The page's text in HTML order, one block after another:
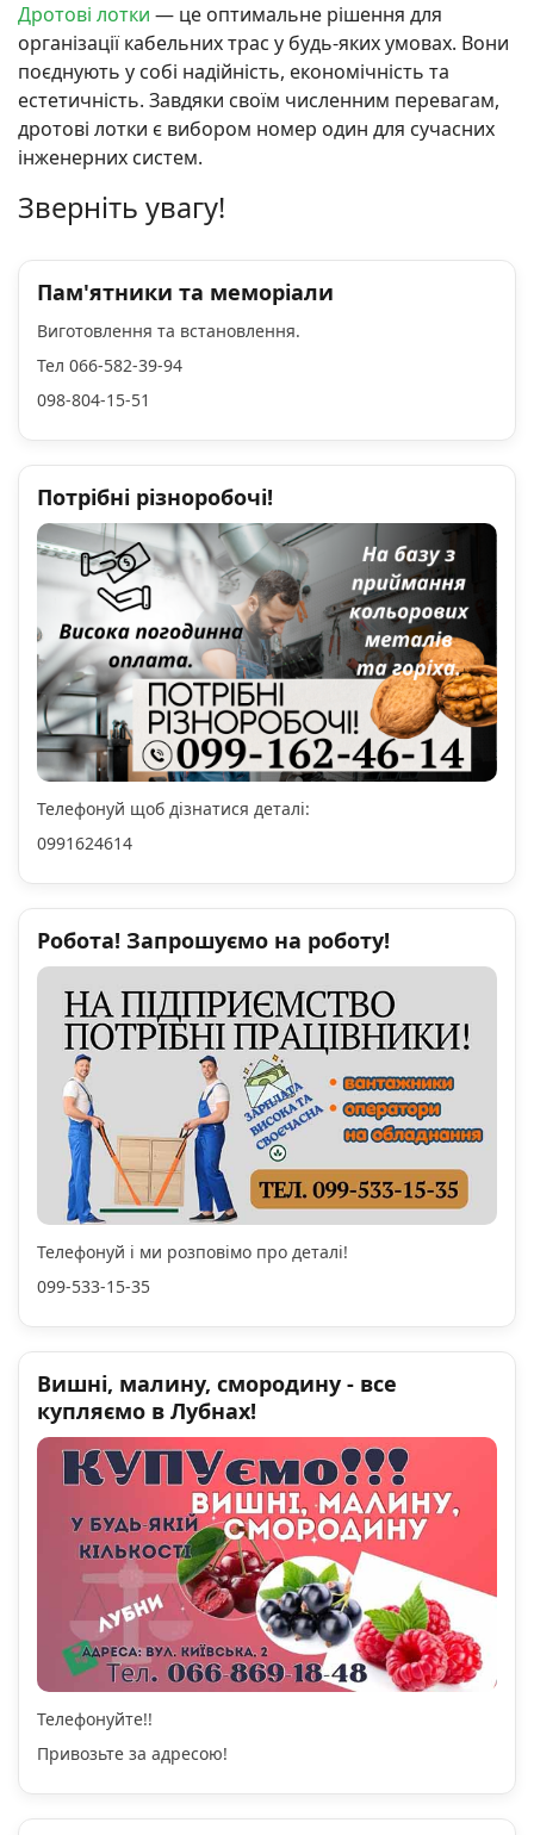
Дротові лотки — це оптимальне рішення для
організації кабельних трас у будь-яких умовах. Вони
поєднують у собі надійність, економічність та
естетичність. Завдяки своїм численним перевагам,
дротові лотки є вибором номер один для сучасних
інженерних систем.
Зверніть увагу!
Пам'ятники та меморіали
Виготовлення та встановлення.
Тел 066-582-39-94
098-804-15-51
Потрібні різноробочі!
Телефонуй щоб дізнатися деталі:
0991624614
Робота! Запрошуємо на роботу!
Телефонуй і ми розповімо про деталі!
099-533-15-35
Вишні, малину, смородину - все
купляємо в Лубнах!
Телефонуйте!!
Привозьте за адресою!